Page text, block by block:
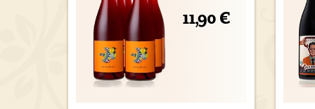
11,90 €